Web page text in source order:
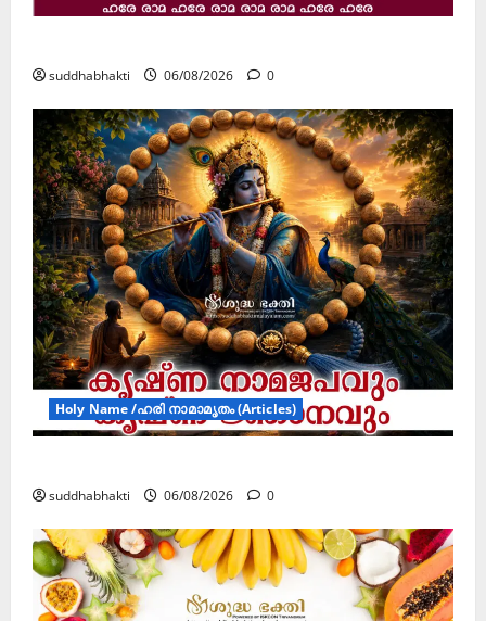
suddhabhakti 06/08/2026 0
Holy Name /ഹരി നാമാമൃതം (Articles)
suddhabhakti 06/08/2026 0